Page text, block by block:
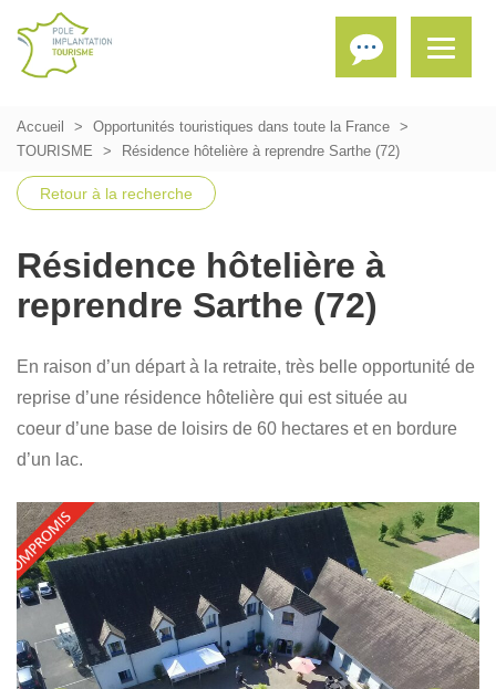
Accueil
Opportunités touristiques dans toute la France
TOURISME
Résidence hôtelière à reprendre Sarthe (72)
Retour à la recherche
Résidence hôtelière à
reprendre Sarthe (72)
En raison d’un départ à la retraite, très belle opportunité de
reprise d’une résidence hôtelière qui est située au
coeur d’une base de loisirs de 60 hectares et en bordure
d’un lac.